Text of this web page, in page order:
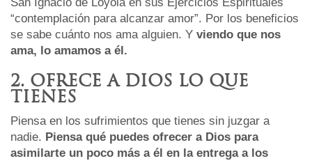
“contemplación para alcanzar amor”. Por los beneficios
se sabe cuánto nos ama alguien. Y viendo que nos
ama, lo amamos a él.
2. OFRECE A DIOS LO QUE
TIENES
Piensa en los sufrimientos que tienes sin juzgar a
nadie. Piensa qué puedes ofrecer a Dios para
asimilarte un poco más a él en la entrega a los